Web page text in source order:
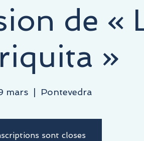
de «
»
mars Pontevedra
sont closes